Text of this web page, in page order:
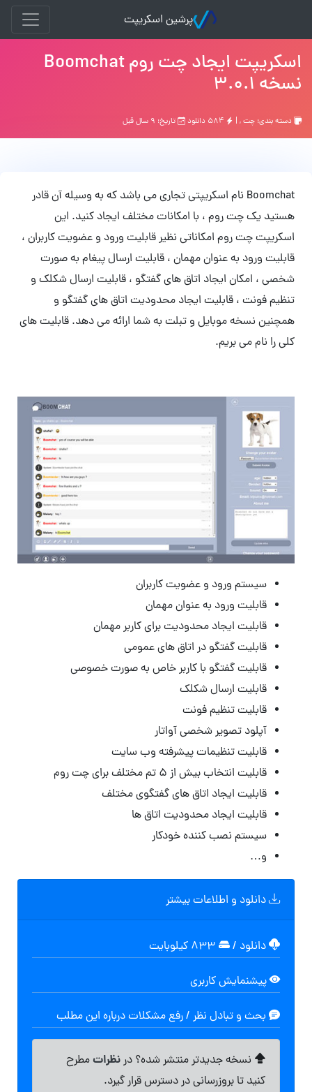
پرشین اسکریپت
اسکریپت ایجاد چت روم Boomchat
نسخه 3.0.1
دسته بندی: چت, | تاریخ: ۹ سال قبل
Boomchat نام اسکریپتی تجاری می باشد که به وسیله آن قادر
هستید یک چت روم ، با امکانات مختلف ایجاد کنید. این
اسکریپت چت روم امکاناتی نظیر قابلیت ورود و عضویت کاربران ،
قابلیت ورود به عنوان مهمان ، قابلیت ارسال پیغام به صورت
شخصی ، امکان ایجاد اتاق های گفتگو ، قابلیت ارسال شکلک و
تنظیم فونت ، قابلیت ایجاد محدودیت اتاق های گفتگو و
همچنین نسخه موبایل و تبلت به شما ارائه می دهد. قابلیت های
کلی را نام می بریم.
سیستم ورود و عضویت کاربران
قابلیت ورود به عنوان مهمان
قابلیت ایجاد محدودیت برای کاربر مهمان
قابلیت گفتگو در اتاق های عمومی
قابلیت گفتگو با کاربر خاص به صورت خصوصی
قابلیت ارسال شکلک
قابلیت تنظیم فونت
آپلود تصویر شخصی آواتار
قابلیت تنظیمات پیشرفته وب سایت
قابلیت انتخاب بیش از ۵ تم مختلف برای چت روم
قابلیت ایجاد اتاق های گفتگوی مختلف
قابلیت ایجاد محدودیت اتاق ها
سیستم نصب کننده خودکار
و…
دانلود و اطلاعات بیشتر
دانلود /
پیشنمایش کاربری
بحث و تبادل نظر / رفع مشکلات درباره این مطلب
نسخه جدیدتر منتشر شده؟ درنظراتمطرح
کنید تا بروزرسانی در دسترس قرار گیرد.